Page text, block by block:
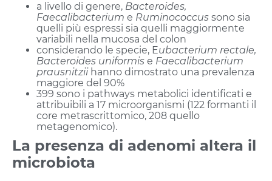
a livello di genere, Bacteroides,
Faecalibacterium e Ruminococcus sono sia
quelli più espressi sia quelli maggiormente
variabili nella mucosa del colon
considerando le specie, Eubacterium rectale,
Bacteroides uniformis e Faecalibacterium
prausnitziihanno dimostrato una prevalenza
maggiore del 90%
399 sono i pathways metabolici identificati e
attribuibili a 17 microorganismi (122 formanti il
core metrascrittomico, 208 quello
metagenomico).
La presenza di adenomi altera il
microbiota